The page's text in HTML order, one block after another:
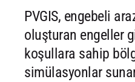
PVGIS, engebeli
oluşturan engeller
koşullara sahip
simülasyonlar